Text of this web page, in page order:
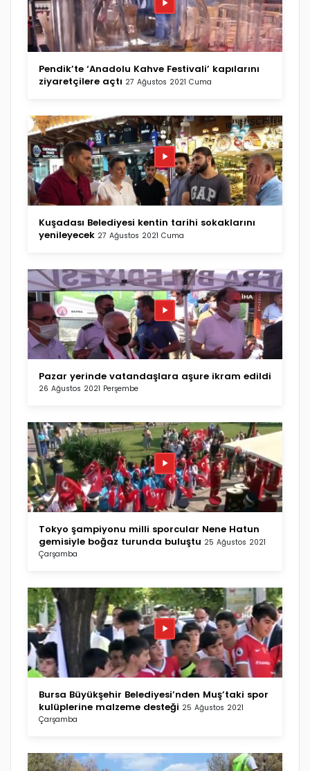
Pendik’te ‘Anadolu Kahve Festivali’ kapılarını
ziyaretçilere açtı 27 Ağustos 2021 Cuma
Kuşadası Belediyesi kentin tarihi sokaklarını
yenileyecek 27 Ağustos 2021 Cuma
Pazar yerinde vatandaşlara aşure ikram edildi
26 Ağustos 2021 Perşembe
Tokyo şampiyonu milli sporcular Nene Hatun
gemisiyle boğaz turunda buluştu 25 Ağustos 2021
Çarşamba
Bursa Büyükşehir Belediyesi’nden Muş’taki spor
kulüplerine malzeme desteği 25 Ağustos 2021
Çarşamba